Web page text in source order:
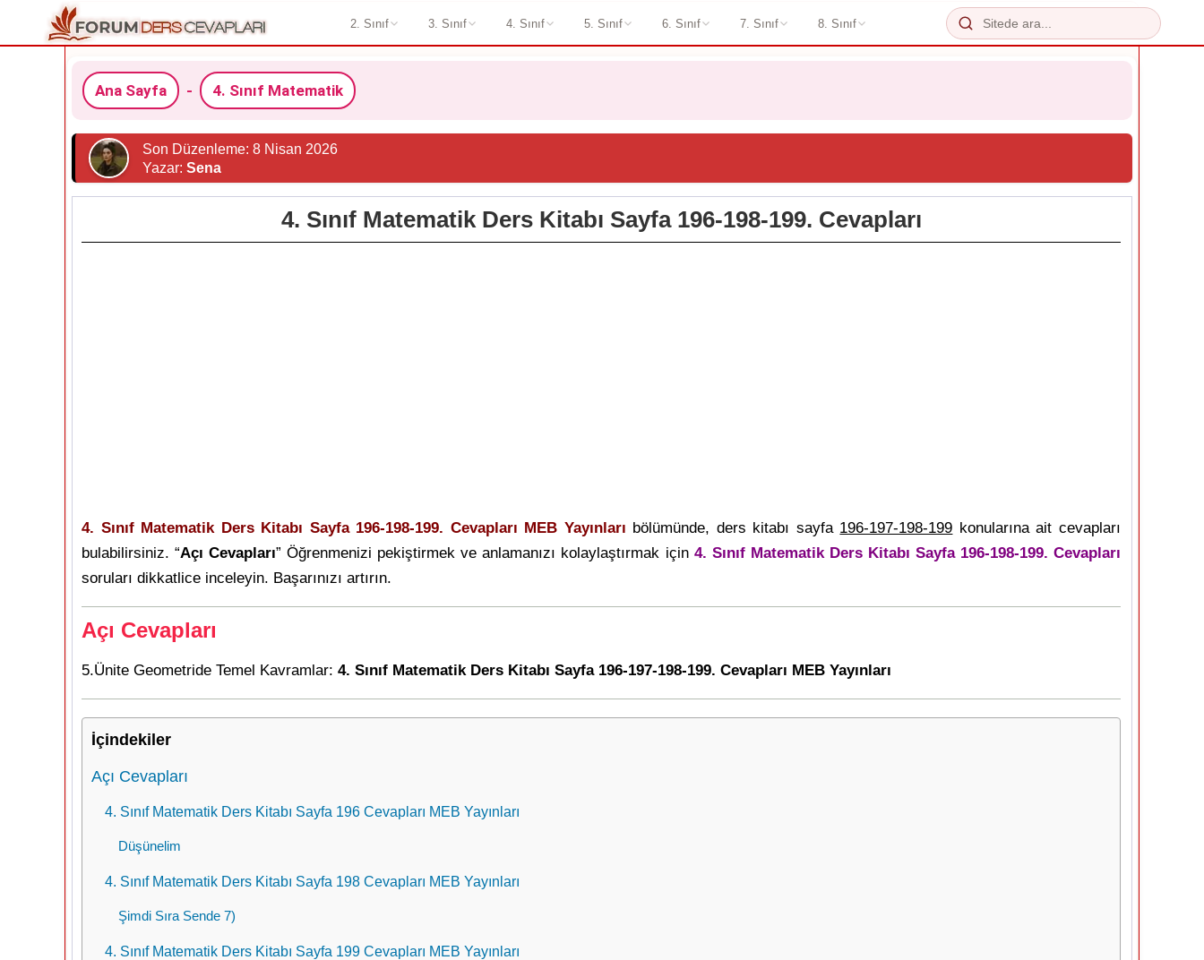
2. Sınıf 3. Sınıf 4. Sınıf 5. Sınıf 6. Sınıf 7. Sınıf 8. Sınıf
Ana Sayfa - 4. Sınıf Matematik
Son Düzenleme: 8 Nisan 2026
Yazar: Sena
4. Sınıf Matematik Ders Kitabı Sayfa 196-198-199. Cevapları
4. Sınıf Matematik Ders Kitabı Sayfa 196-198-199. Cevapları MEB Yayınları bölümünde, ders kitabı sayfa 196-197-198-199 konularına ait cevapları
bulabilirsiniz. “Açı Cevapları” Öğrenmenizi pekiştirmek ve anlamanızı kolaylaştırmak için 4. Sınıf Matematik Ders Kitabı Sayfa 196-198-199. Cevapları
soruları dikkatlice inceleyin. Başarınızı artırın.
Açı Cevapları
5.Ünite Geometride Temel Kavramlar: 4. Sınıf Matematik Ders Kitabı Sayfa 196-197-198-199. Cevapları MEB Yayınları
İçindekiler
Açı Cevapları
4. Sınıf Matematik Ders Kitabı Sayfa 196 Cevapları MEB Yayınları
Düşünelim
4. Sınıf Matematik Ders Kitabı Sayfa 198 Cevapları MEB Yayınları
Şimdi Sıra Sende 7)
4. Sınıf Matematik Ders Kitabı Sayfa 199 Cevapları MEB Yayınları